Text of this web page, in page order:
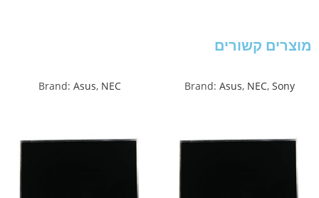
מוצרים קשורים
Brand: Asus, NEC, Sony
Brand: Asus, NEC